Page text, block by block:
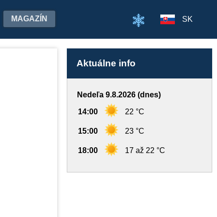
MAGAZÍN SK
Aktuálne info
Nedeľa 9.8.2026 (dnes)
14:00 22 °C
15:00 23 °C
18:00 17 až 22 °C